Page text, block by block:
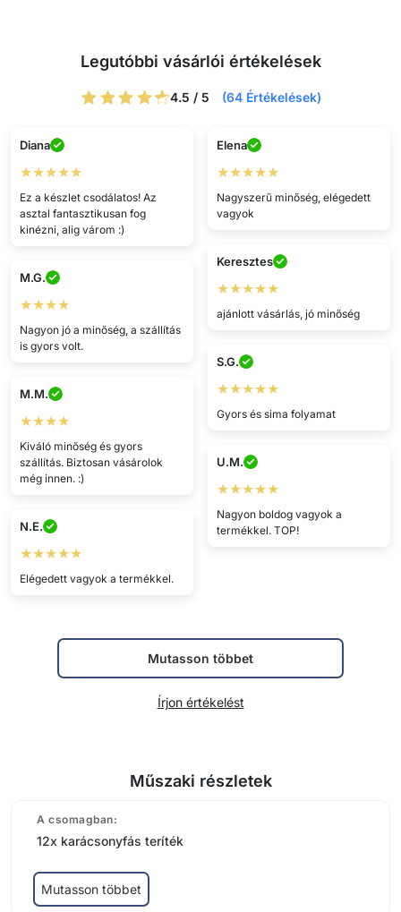
Legutóbbi vásárlói értékelések
4.5 / 5 (64 Értékelések)
Diana
★★★★★
Ez a készlet csodálatos! Az
asztal fantasztikusan fog
kinézni, alig várom :)
Elena
★★★★★
Nagyszerű minőség, elégedett
vagyok
Keresztes
★★★★★
ajánlott vásárlás, jó minőség
M.G.
★★★★
Nagyon jó a minőség, a szállítás
is gyors volt.
S.G.
★★★★★
Gyors és sima folyamat
M.M.
★★★★
Kiváló minőség és gyors
szállítás. Biztosan vásárolok
még innen. :)
U.M.
★★★★★
Nagyon boldog vagyok a
termékkel. TOP!
N.E.
★★★★★
Elégedett vagyok a termékkel.
Mutasson többet
Írjon értékelést
Műszaki részletek
A csomagban:
12x karácsonyfás teríték
Mutasson többet